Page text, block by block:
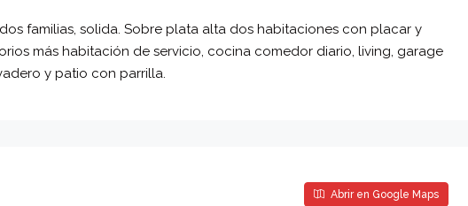
dos familias, solida. Sobre plata alta dos habitaciones con placar y
más habitación de servicio, cocina comedor diario, living, garage
y patio con parrilla.
Abrir en Google Maps